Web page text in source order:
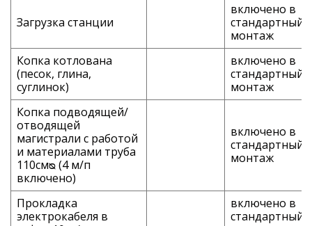
Загрузка станции
включено в
стандартный
монтаж
Копка котлована
(песок, глина,
суглинок)
включено в
стандартный
монтаж
Копка подводящей/
отводящей
магистрали с работой
и материалами труба
110смᴓ (4 м/п
включено)
включено в
стандартный
монтаж
Прокладка
электрокабеля в
включено в
стандартный